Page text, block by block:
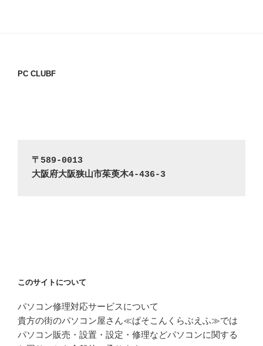
PC CLUBF
〒589-0013
大阪府大阪狭山市茱萸木4-436-3
このサイトについて
パソコン修理対応サービスについて
貴方の街のパソコン屋さん≪ぱそこんくらぶえふ≫では
パソコン販売・設置・設定・修理などパソコンに関する